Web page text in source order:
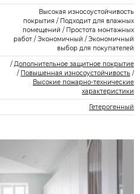
Высокая износоустойчивость
покрытия / Подходит для влажных
помещений / Простота монтажных
работ / Экономичный / Экономичный
выбор для покупателей
/ Дополнительное защитное покрытие
/ Повышенная износоустойчивость /
Высокие пожарно-технические
характеристики
Гетерогенный